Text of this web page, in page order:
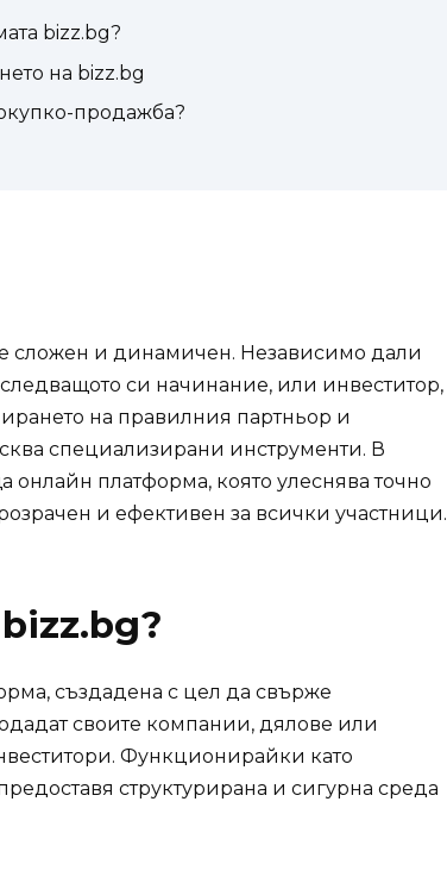
bizz.bg?
на bizz.bg
продажба?
сложен и динамичен. Независимо дали
си начинание, или инвеститор,
на правилния партньор и
специализирани инструменти. В
онлайн платформа, която улеснява точно
и ефективен за всички участници.
създадена с цел да свърже
своите компании, дялове или
Функционирайки като
структурирана и сигурна среда